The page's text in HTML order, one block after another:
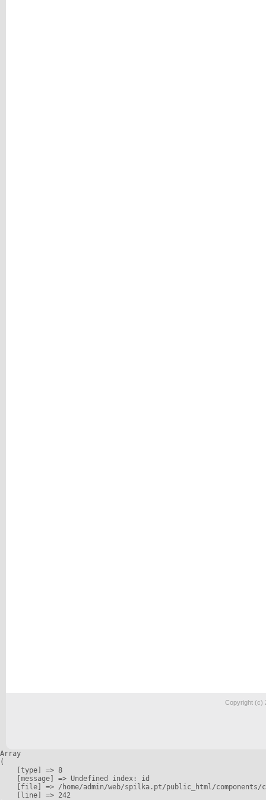
Copyright (c)
Array
(
    [type] => 8
    [message] => Undefined index: id
[file] => /home/admin/web/spilka.pt/public_html/
    [line] => 242